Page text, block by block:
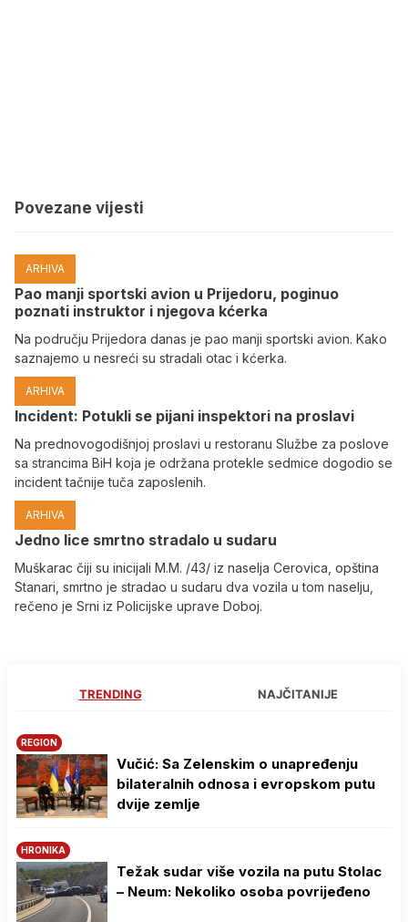
Povezane vijesti
ARHIVA
Pao manji sportski avion u Prijedoru, poginuo
poznati instruktor i njegova kćerka
Na području Prijedora danas je pao manji sportski avion. Kako
saznajemo u nesreći su stradali otac i kćerka.
ARHIVA
Incident: Potukli se pijani inspektori na proslavi
Na prednovogodišnjoj proslavi u restoranu Službe za poslove
sa strancima BiH koja je održana protekle sedmice dogodio se
incident tačnije tuča zaposlenih.
ARHIVA
Јedno lice smrtno stradalo u sudaru
Muškarac čiji su inicijali M.M. /43/ iz naselja Cerovica, opština
Stanari, smrtno je stradao u sudaru dva vozila u tom naselju,
rečeno je Srni iz Policijske uprave Doboj.
TRENDING NAJČITANIJE
REGION
Vučić: Sa Zelenskim o unapređenju
bilateralnih odnosa i evropskom putu
dvije zemlje
HRONIKA
Težak sudar više vozila na putu Stolac
– Neum: Nekoliko osoba povrijeđeno